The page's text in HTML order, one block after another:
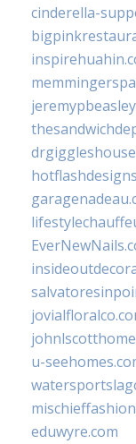
cinderella-
u-
eduwyre.com